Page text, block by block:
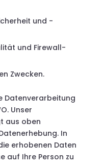
und -
und Firewall-
Zwecken.
Datenverarbeitung
Unser
aus oben
In
erhobenen Daten
auf Ihre Person zu